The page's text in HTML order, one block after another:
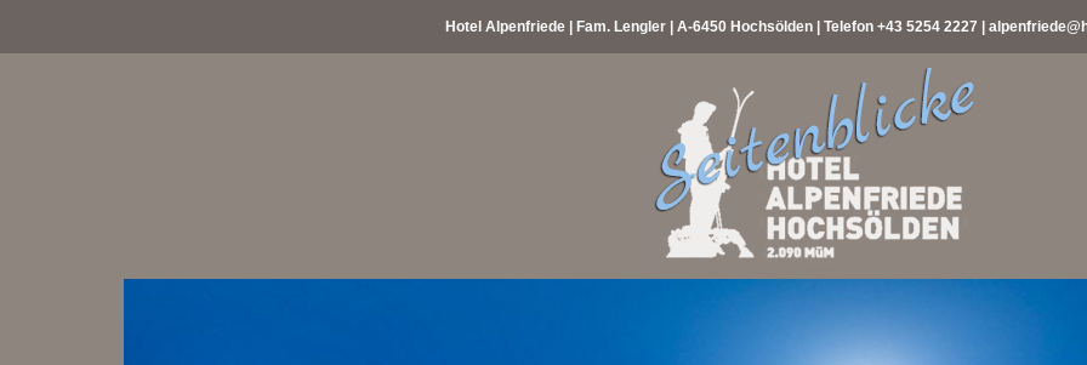
Hotel Alpenfriede | Fam. Lengler | A-6450 Hochsölden | Telefon +43 5254 2227